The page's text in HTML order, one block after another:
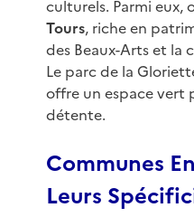
culturels. Parmi eux,
Tours, riche en
des Beaux-Arts et la
Le parc de la
offre un espace vert
détente.
Communes
Leurs